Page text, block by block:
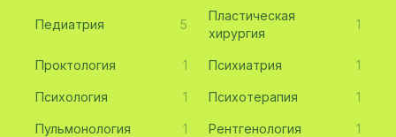
Педиатрия 5
Пластическая
хирургия
1
Проктология 1 Психиатрия 1
Психология 1 Психотерапия 1
Пульмонология 1 Рентгенология 1